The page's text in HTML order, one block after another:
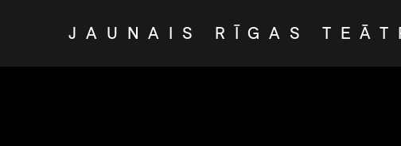
JAUNAIS RĪGAS